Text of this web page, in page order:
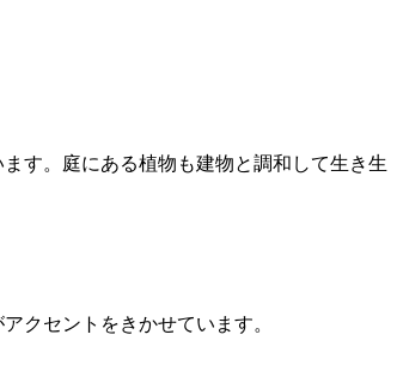
す。庭にある植物も建物と調和して生き生
クセントをきかせています。